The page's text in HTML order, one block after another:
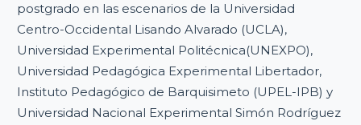
postgrado en las escenarios de la Universidad
Centro-Occidental Lisando Alvarado (UCLA),
Universidad Experimental Politécnica(UNEXPO),
Universidad Pedagógica Experimental Libertador,
Instituto Pedagógico de Barquisimeto (UPEL-IPB) y
Universidad Nacional Experimental Simón Rodríguez